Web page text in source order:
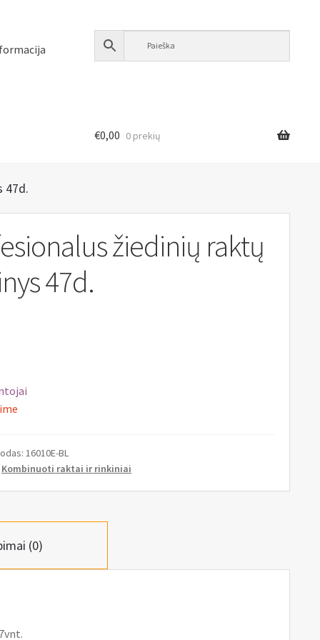
€0,00 0 prekių
47d.
žiedinių raktų
47d.
16010E-BL
Kombinuoti raktai ir rinkiniai
(0)